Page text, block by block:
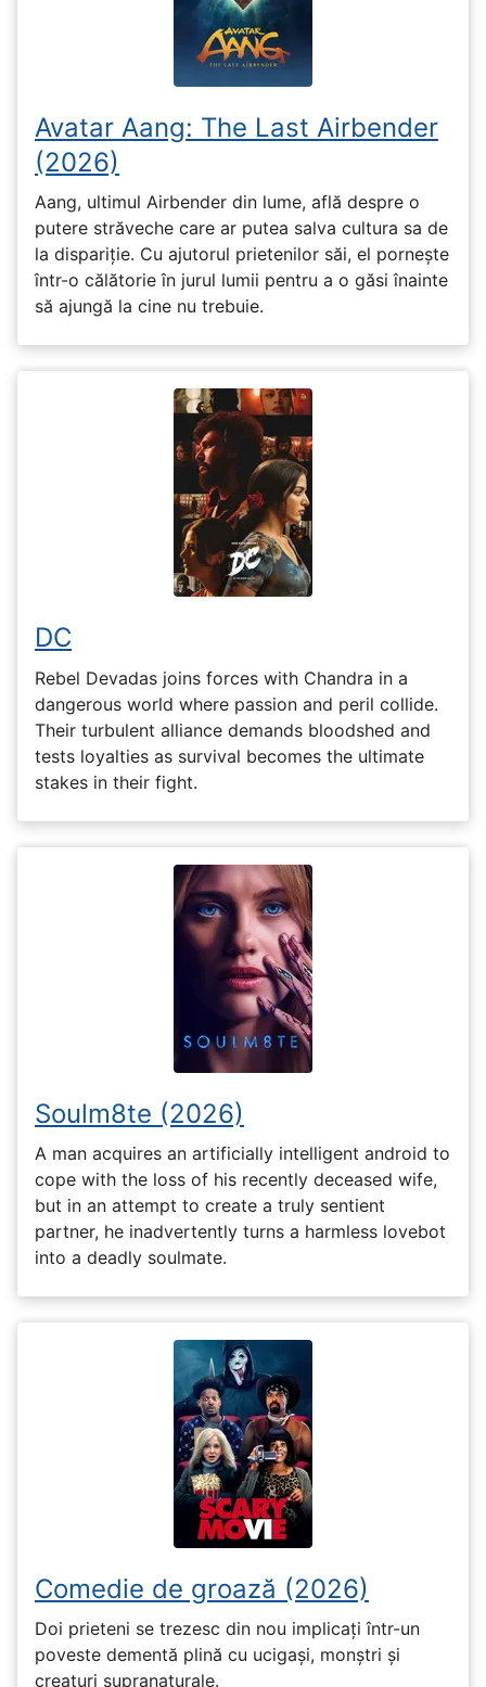
Avatar Aang: The Last Airbender
(2026)
Aang, ultimul Airbender din lume, află despre o
putere străveche care ar putea salva cultura sa de
la dispariție. Cu ajutorul prietenilor săi, el pornește
într-o călătorie în jurul lumii pentru a o găsi înainte
să ajungă la cine nu trebuie.
DC
Rebel Devadas joins forces with Chandra in a
dangerous world where passion and peril collide.
Their turbulent alliance demands bloodshed and
tests loyalties as survival becomes the ultimate
stakes in their fight.
Soulm8te (2026)
A man acquires an artificially intelligent android to
cope with the loss of his recently deceased wife,
but in an attempt to create a truly sentient
partner, he inadvertently turns a harmless lovebot
into a deadly soulmate.
Comedie de groază (2026)
Doi prieteni se trezesc din nou implicați într-un
poveste dementă plină cu ucigași, monștri și
creaturi supranaturale.